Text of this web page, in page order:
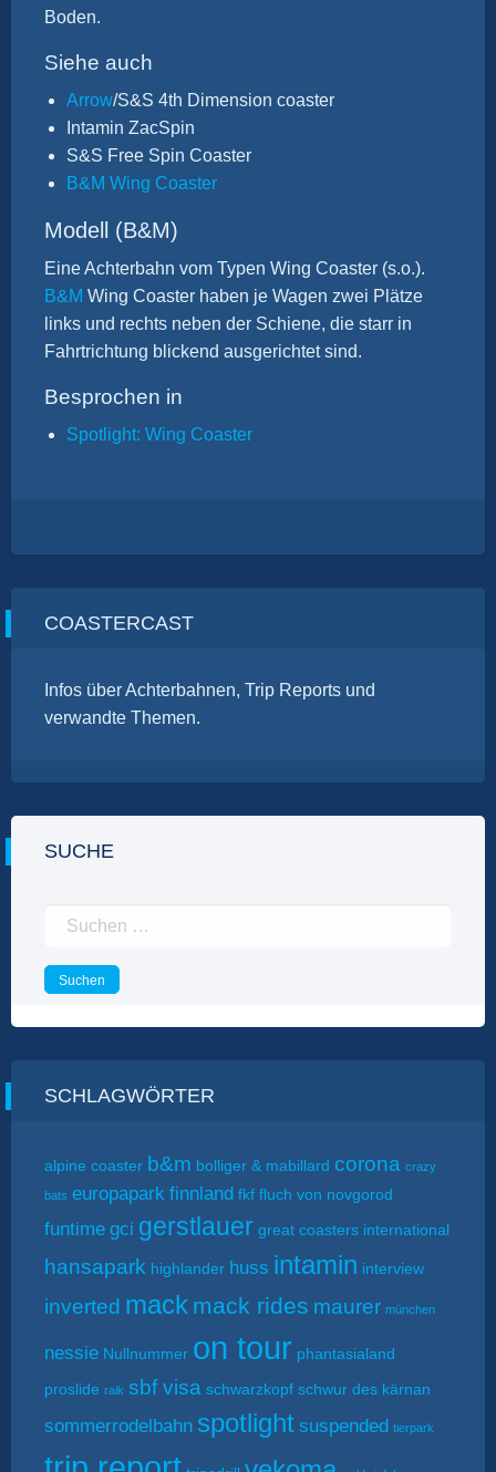
Boden.
Siehe auch
Arrow/S&S 4th Dimension coaster
Intamin ZacSpin
S&S Free Spin Coaster
B&M Wing Coaster
Modell (B&M)
Eine Achterbahn vom Typen Wing Coaster (s.o.).
B&M Wing Coaster haben je Wagen zwei Plätze
links und rechts neben der Schiene, die starr in
Fahrtrichtung blickend ausgerichtet sind.
Besprochen in
Spotlight: Wing Coaster
COASTERCAST
Infos über Achterbahnen, Trip Reports und
verwandte Themen.
SUCHE
Suchen
SCHLAGWÖRTER
alpine coaster b&m bolliger & mabillard corona crazy
bats europapark finnland fkf fluch von novgorod
funtime gci gerstlauer great coasters international
hansapark highlander huss intamin interview
inverted mack mack rides maurer münchen
nessie Nullnummer on tour phantasialand
proslide raik sbf visa schwarzkopf schwur des kärnan
sommerrodelbahn spotlight suspended tierpark